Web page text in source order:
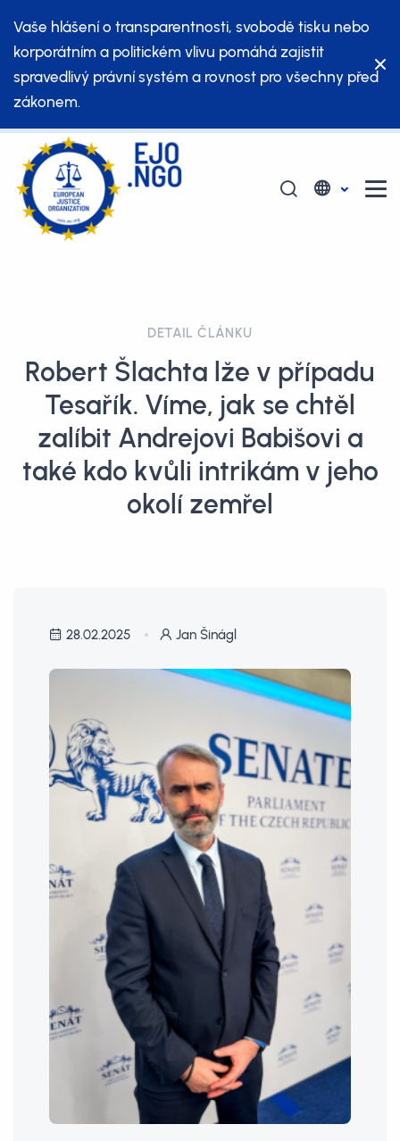
Vaše hlášení o transparentnosti, svobodě tisku nebo
korporátním a politickém vlivu pomáhá zajistit
spravedlivý právní systém a rovnost pro všechny před
zákonem.
DETAIL ČLÁNKU
Robert Šlachta lže v případu
Tesařík. Víme, jak se chtěl
zalíbit Andrejovi Babišovi a
také kdo kvůli intrikám v jeho
okolí zemřel
28.02.2025 Jan Šinágl